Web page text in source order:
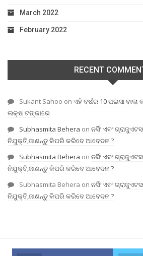
March 2022
February 2022
RECENT
Sukant Sahoo on ଏହି ବର୍ଷର 10 ପଇସା
ଲକ୍ଷ ଟଙ୍କାରେ
Subhasmita Behera on ନର୍ସିଂ ଏବଂ
ନିଯୁକ୍ତି,ଜାଣନ୍ତୁ କିପରି କରିବେ ଆବେଦନ ?
Subhasmita Behera on ନର୍ସିଂ ଏବଂ
ନିଯୁକ୍ତି,ଜାଣନ୍ତୁ କିପରି କରିବେ ଆବେଦନ ?
Subhasmita Behera on ନର୍ସିଂ ଏବଂ
ନିଯୁକ୍ତି,ଜାଣନ୍ତୁ କିପରି କରିବେ ଆବେଦନ ?